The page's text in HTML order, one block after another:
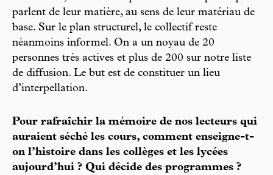
parlent de leur matière, au sens de leur matériau de
base. Sur le plan structurel, le collectif reste
néanmoins informel. On a un noyau de 20
personnes très actives et plus de 200 sur notre liste
de diffusion. Le but est de constituer un lieu
d’interpellation.
Pour rafraîchir la mémoire de nos lecteurs qui
auraient séché les cours, comment enseigne-t-
on l’histoire dans les collèges et les lycées
aujourd’hui ? Qui décide des programmes ?